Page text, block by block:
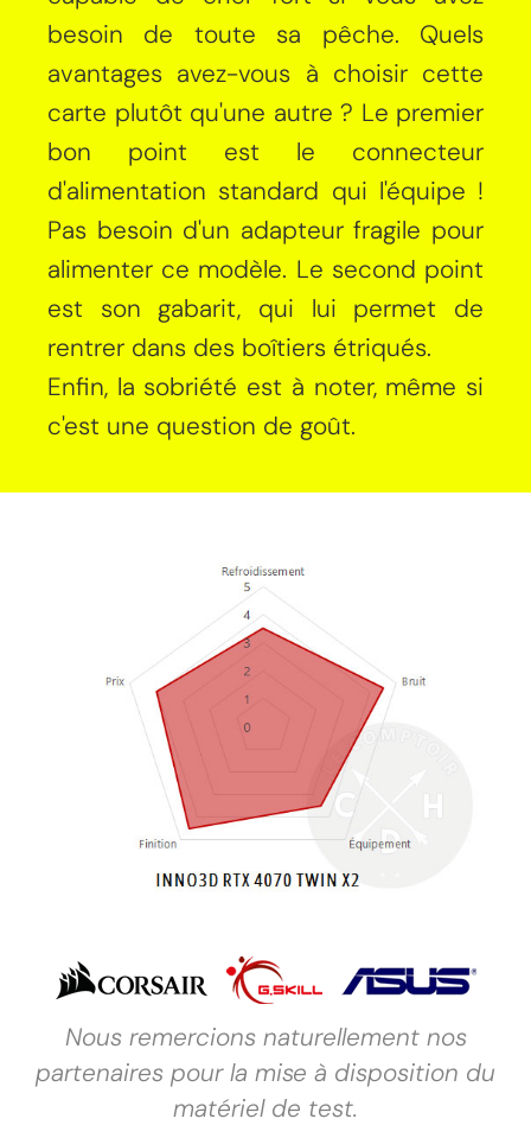
besoin de toute sa pêche. Quels
avantages avez-vous à choisir cette
carte plutôt qu'une autre ? Le premier
bon point est le connecteur
d'alimentation standard qui l'équipe !
Pas besoin d'un adapteur fragile pour
alimenter ce modèle. Le second point
est son gabarit, qui lui permet de
rentrer dans des boîtiers étriqués.
Enfin, la sobriété est à noter, même si
c'est une question de goût.
Nous remercions naturellement nos
partenaires pour la mise à disposition du
matériel de test.